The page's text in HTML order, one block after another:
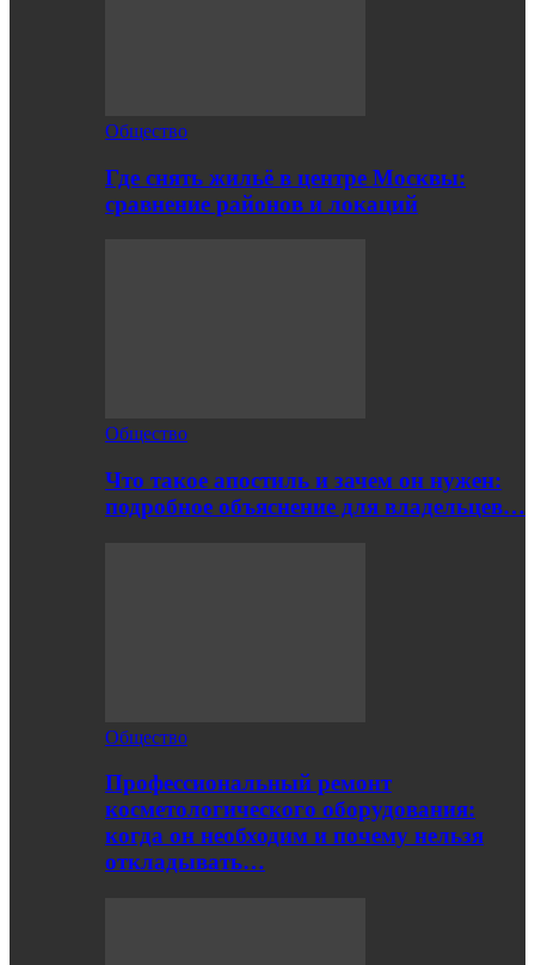
Общество
Где снять жильё в центре Москвы:
сравнение районов и локаций
Общество
Что такое апостиль и зачем он нужен:
подробное объяснение для владельцев…
Общество
Профессиональный ремонт
косметологического оборудования:
когда он необходим и почему нельзя
откладывать…